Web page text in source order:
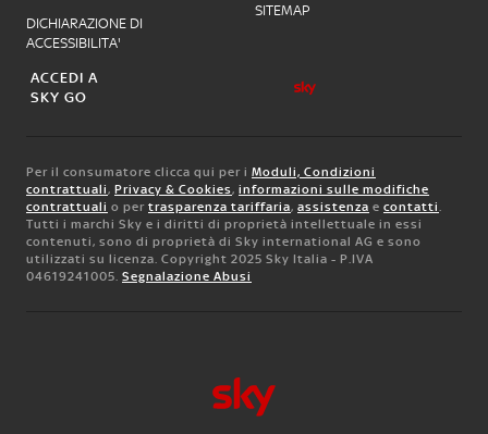
DICHIARAZIONE DI
ACCESSIBILITA'
SITEMAP
ACCEDI A
SKY GO
Per il consumatore clicca qui per i Moduli, Condizioni
contrattuali, Privacy & Cookies, informazioni sulle modifiche
contrattuali o per trasparenza tariffaria, assistenza e contatti.
Tutti i marchi Sky e i diritti di proprietà intellettuale in essi
contenuti, sono di proprietà di Sky international AG e sono
utilizzati su licenza. Copyright 2025 Sky Italia - P.IVA
04619241005. Segnalazione Abusi